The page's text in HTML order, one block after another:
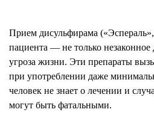
Прием дисульфирама
пациента — не только незаконное
угроза жизни. Эти препараты
при употреблении даже
человек не знает о лечении и
могут быть фатальными.